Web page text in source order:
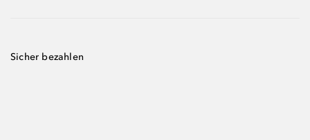
Sicher bezahlen